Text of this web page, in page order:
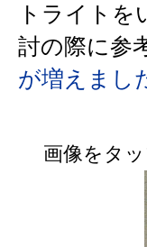
トライト
討の際に参
が増えまし
画像をタ